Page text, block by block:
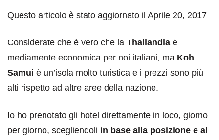
Questo articolo è stato aggiornato il Aprile 20, 2017
Considerate che è vero che la Thailandia è
mediamente economica per noi italiani, ma Koh
Samui è un’isola molto turistica e i prezzi sono più
alti rispetto ad altre aree della nazione.
Io ho prenotato gli hotel direttamente in loco, giorno
per giorno, scegliendoli in base alla posizione e al